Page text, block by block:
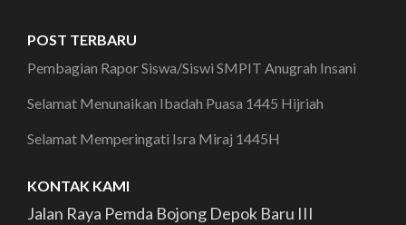
POST TERBARU
Pembagian Rapor Siswa/Siswi SMPIT Anugrah Insani
Selamat Menunaikan Ibadah Puasa 1445 Hijriah
Selamat Memperingati Isra Miraj 1445H
KONTAK KAMI
Jalan Raya Pemda Bojong Depok Baru III